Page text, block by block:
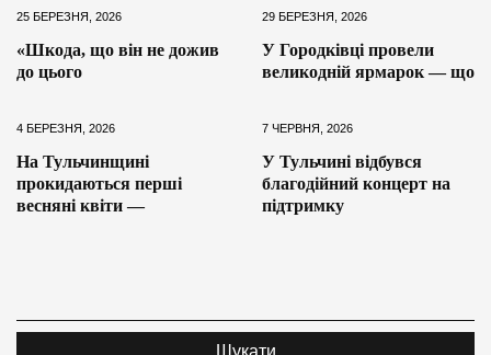
25 БЕРЕЗНЯ, 2026
«Шкода, що він не дожив
до цього
29 БЕРЕЗНЯ, 2026
У Городківці провели
великодній ярмарок — що
4 БЕРЕЗНЯ, 2026
На Тульчинщині
прокидаються перші
весняні квіти —
7 ЧЕРВНЯ, 2026
У Тульчині відбувся
благодійний концерт на
підтримку